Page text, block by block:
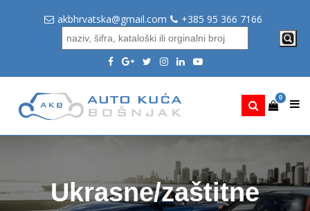
akbhrvatska@gmail.com +385 95 366 7166
0
Ukrasne/zaštitne